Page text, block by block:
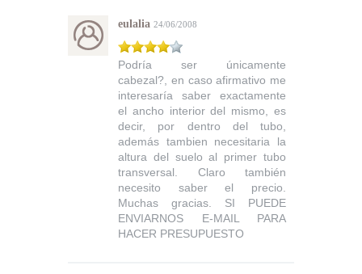
eulalia 24/06/2008
Podría ser únicamente
cabezal?, en caso afirmativo me
interesaría saber exactamente
el ancho interior del mismo, es
decir, por dentro del tubo,
además tambien necesitaria la
altura del suelo al primer tubo
transversal. Claro también
necesito saber el precio.
Muchas gracias. SI PUEDE
ENVIARNOS E-MAIL PARA
HACER PRESUPUESTO